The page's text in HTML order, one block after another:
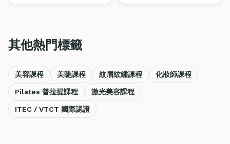
大課程。使用推廣碼
其他熱門標籤
美容課程 美睫課程 紋眉紋繡課程 化妝師課程
Pilates 普拉提課程 激光美容課程
ITEC / VTCT 國際認證